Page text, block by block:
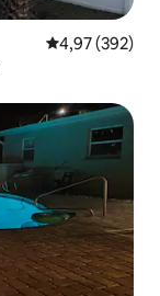
Xếp hạng
4,97 (392)